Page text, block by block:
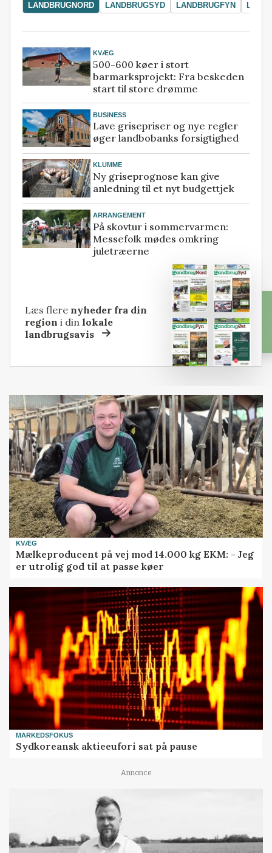
LANDBRUGNORD LANDBRUGSYD LANDBRUGFYN
KVÆG
500-600 køer i stort
barmarksprojekt: Fra beskeden
start til store drømme
BUSINESS
Lave grisepriser og nye regler
øger landbobanks forsigtighed
KLUMME
Ny griseprognose kan give
anledning til et nyt budgettjek
ARRANGEMENT
På skovtur i sommervarmen:
Messefolk mødes omkring
juletræerne
Læs flere nyheder fra din
region i dinlokale
landbrugsavis
KVÆG
Mælkeproducent på vej mod 14.000 kg EKM: - Jeg
er utrolig god til at passe køer
MARKEDSFOKUS
Sydkoreansk aktieeufori sat på pause
Annonce